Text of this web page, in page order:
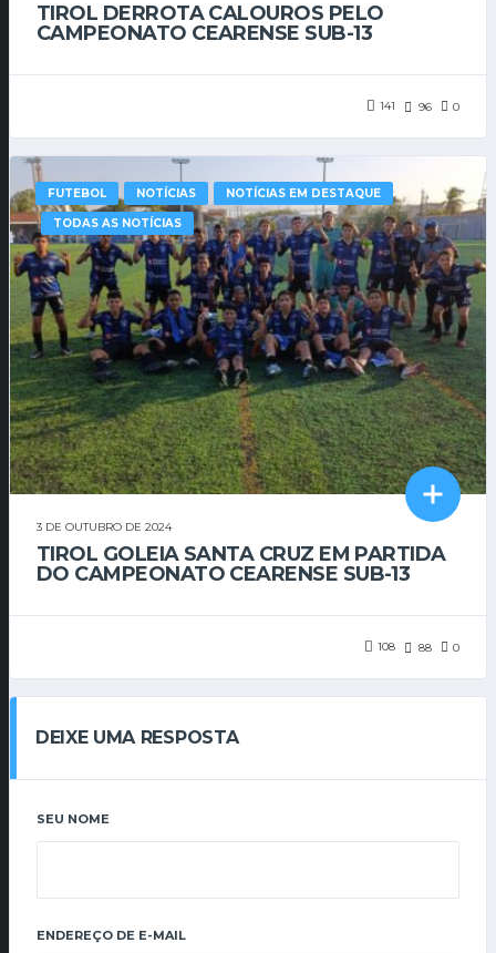
TIROL DERROTA CALOUROS PELO
CAMPEONATO CEARENSE SUB-13
141 96 0
FUTEBOL NOTÍCIAS NOTÍCIAS EM DESTAQUE
TODAS AS NOTÍCIAS
3 DE OUTUBRO DE 2024
TIROL GOLEIA SANTA CRUZ EM PARTIDA
DO CAMPEONATO CEARENSE SUB-13
108 88 0
DEIXE UMA RESPOSTA
SEU NOME
ENDEREÇO DE E-MAIL